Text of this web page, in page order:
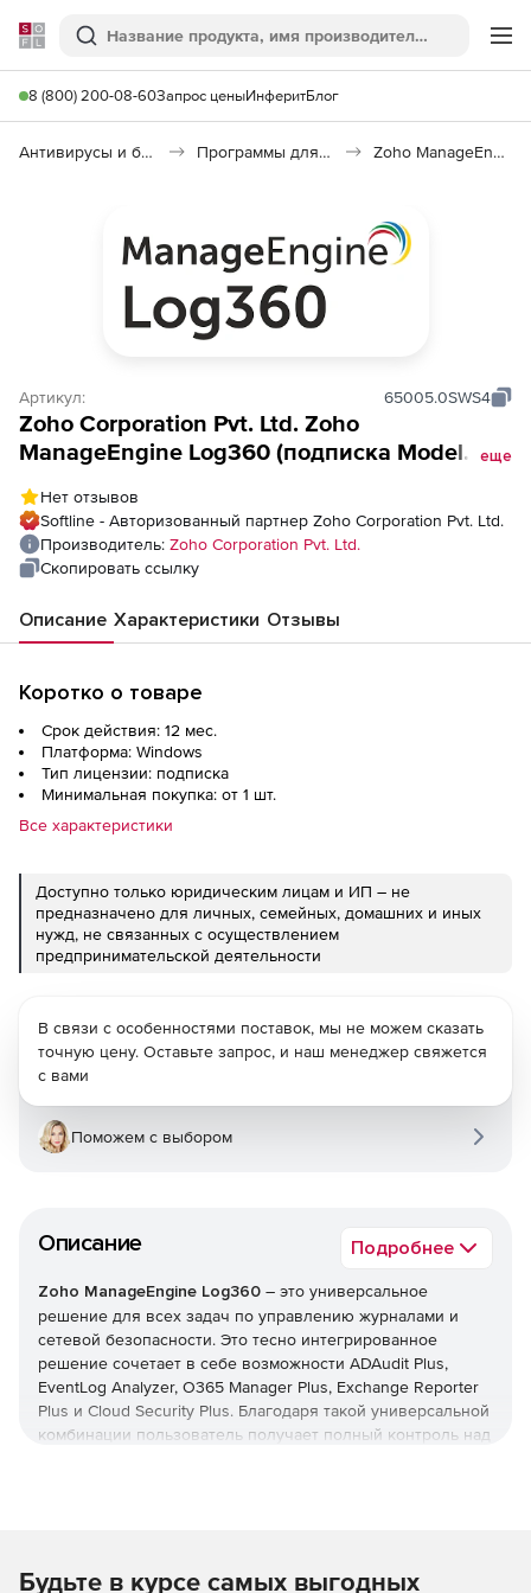
Softline
Поиск
8 (800) 200-08-60Запрос ценыИнферитБлог
Антивирусы и безопасность Программы для защиты информации Zoho ManageEngine Log360
Артикул: 65005.0SWS4
Zoho Corporation Pvt. Ltd. Zoho
ManageEngine Log360 (подписка Model
еще
Нет отзывов
Softline - Авторизованный партнер Zoho Corporation Pvt. Ltd.
Производитель: Zoho Corporation Pvt. Ltd.
Скопировать ссылку
Описание Характеристики Отзывы
Коротко о товаре
Срок действия: 12 мес.
Платформа: Windows
Тип лицензии: подписка
Минимальная покупка: от 1 шт.
Все характеристики
Доступно только юридическим лицам и ИП – не
предназначено для личных, семейных, домашних и иных
нужд, не связанных с осуществлением
предпринимательской деятельности
Описание Подробнее
Zoho ManageEngine Log360 – это универсальное
решение для всех задач по управлению журналами и
сетевой безопасности. Это тесно интегрированное
решение сочетает в себе возможности ADAudit Plus,
EventLog Analyzer, O365 Manager Plus, Exchange Reporter
Plus и Cloud Security Plus. Благодаря такой универсальной
комбинации пользователь получает полный контроль над
В связи с особенностями поставок, мы не можем сказать
точную цену. Оставьте запрос, и наш менеджер свяжется
с вами
Поможем с выбором
Будьте в курсе самых выгодных